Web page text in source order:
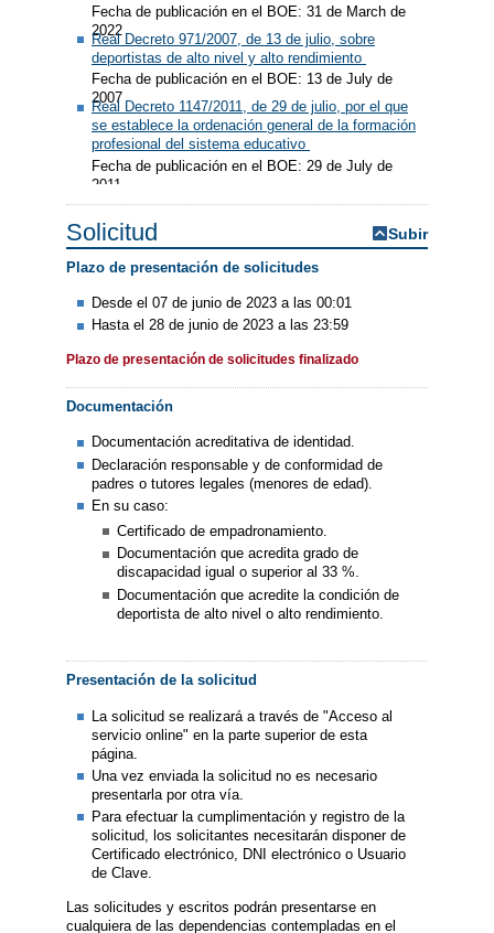
Fecha de publicación en el BOE: 31 de March de
2022
Real Decreto 971/2007, de 13 de julio, sobre
deportistas de alto nivel y alto rendimiento
Fecha de publicación en el BOE: 13 de July de
2007
Real Decreto 1147/2011, de 29 de julio, por el que
se establece la ordenación general de la formación
profesional del sistema educativo
Fecha de publicación en el BOE: 29 de July de
2011
Solicitud Subir
Plazo de presentación de solicitudes
Desde el 07 de junio de 2023 a las 00:01
Hasta el 28 de junio de 2023 a las 23:59
Plazo de presentación de solicitudes finalizado
Documentación
Documentación acreditativa de identidad.
Declaración responsable y de conformidad de
padres o tutores legales (menores de edad).
En su caso:
Certificado de empadronamiento.
Documentación que acredita grado de
discapacidad igual o superior al 33 %.
Documentación que acredite la condición de
deportista de alto nivel o alto rendimiento.
Presentación de la solicitud
La solicitud se realizará a través de "Acceso al
servicio online" en la parte superior de esta
página.
Una vez enviada la solicitud no es necesario
presentarla por otra vía.
Para efectuar la cumplimentación y registro de la
solicitud, los solicitantes necesitarán disponer de
Certificado electrónico, DNI electrónico o Usuario
de Clave.
Las solicitudes y escritos podrán presentarse en
cualquiera de las dependencias contempladas en el